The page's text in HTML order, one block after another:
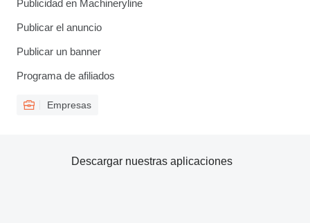
Publicidad en Machineryline
Publicar el anuncio
Publicar un banner
Programa de afiliados
Empresas
Descargar nuestras aplicaciones